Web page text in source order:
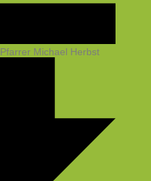
Pfarrer Michael Herbst